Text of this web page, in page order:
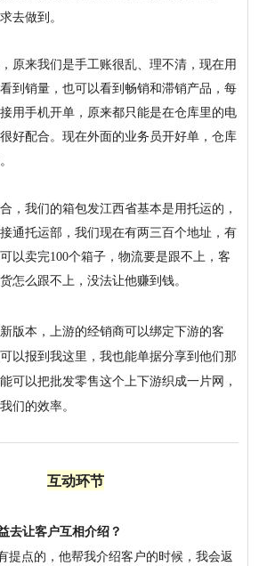
去做到。
原来我们是手工账很乱、理不清，现在用
到销量，也可以看到畅销和滞销产品，每
用手机开单，原来都只能是在仓库里的电
好配合。现在外面的业务员开好单，仓库
，我们的箱包发江西省基本是用托运的，
通托运部，我们现在有两三百个地址，有
以卖完100个箱子，物流要是跟不上，客
怎么跟不上，没法让他赚到钱。
版本，上游的经销商可以绑定下游的客
以报到我这里，我也能单据分享到他们那
可以把批发零售这个上下游织成一片网，
们的效率。
互动环节
去让客户互相介绍？
提点的，他帮我介绍客户的时候，我会返